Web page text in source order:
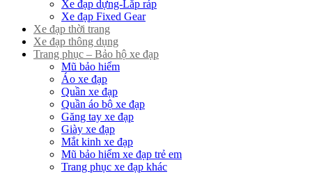
Xe đạp dựng-Lắp ráp
Xe đạp Fixed Gear
Xe đạp thời trang
Xe đạp thông dụng
Trang phục – Bảo hộ xe đạp
Mũ bảo hiểm
Áo xe đạp
Quần xe đạp
Quần áo bộ xe đạp
Găng tay xe đạp
Giày xe đạp
Mắt kinh xe đạp
Mũ bảo hiểm xe đạp trẻ em
Trang phục xe đạp khác